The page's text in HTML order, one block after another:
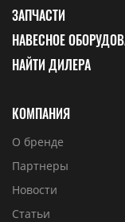
ЗАПЧАСТИ
НАВЕСНОЕ
НАЙТИ ДИЛЕРА
КОМПАНИЯ
О бренде
Партнеры
Новости
Статьи